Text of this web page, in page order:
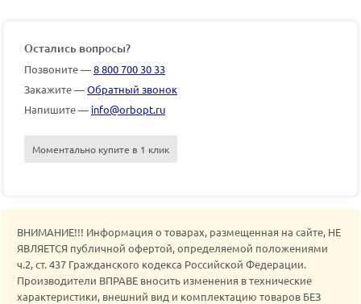
Остались вопросы?
Позвоните —8 800 700 30 33
Закажите —Обратный звонок
Напишите — info@orbopt.ru
Моментально купите в 1 клик
ВНИМАНИЕ!!! Информация о товарах, размещенная на сайте, НЕ
ЯВЛЯЕТСЯ публичной офертой, определяемой положениями
ч.2, ст. 437 Гражданского кодекса Российской Федерации.
Производители ВПРАВЕ вносить изменения в технические
характеристики, внешний вид и комплектацию товаров БЕЗ